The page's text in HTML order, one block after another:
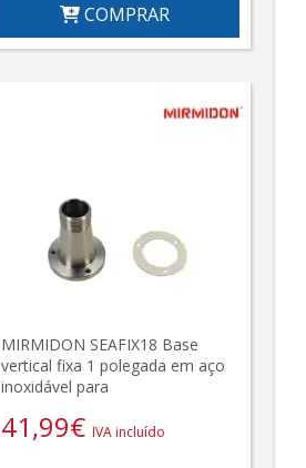
COMPRAR
MIRMIDON SEAFIX18 Base
vertical fixa 1 polegada em aço
inoxidável para
41,99€ IVA incluído